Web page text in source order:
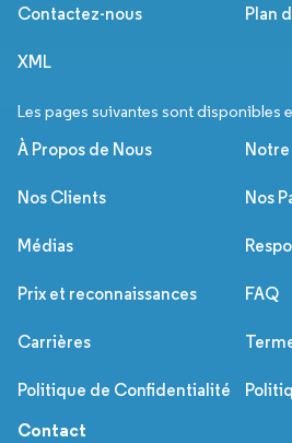
Contactez-nous Plan
XML
Les pages suivantes sont disponibles
À Propos de Nous
Nos Clients Nos
Médias
Prix et reconnaissances FAQ
Carrières
Politique de Confidentialité
Contact